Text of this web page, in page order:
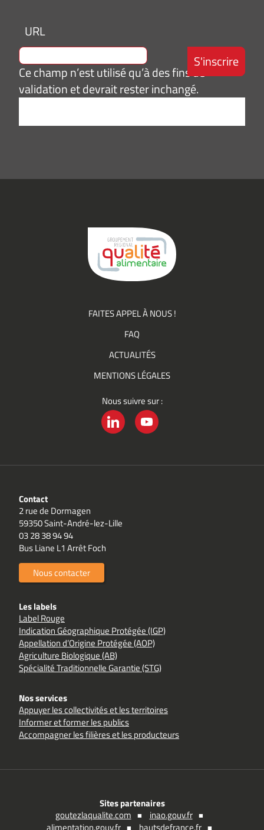
URL
Ce champ n’est utilisé qu’à des fins de
validation et devrait rester inchangé.
e-
FAITES APPEL À NOUS !
FAQ
ACTUALITÉS
MENTIONS LÉGALES
Nous suivre sur :
Contact
2 rue de Dormagen
59350 Saint-André-lez-Lille
03 28 38 94 94
Bus Liane L1 Arrêt Foch
Nous contacter
Les labels
Label Rouge
Indication Géographique Protégée (IGP)
Appellation d’Origine Protégée (AOP)
Agriculture Biologique (AB)
Spécialité Traditionnelle Garantie (STG)
Nos services
Appuyer les collectivités et les territoires
Informer et former les publics
Accompagner les filières et les producteurs
Sites partenaires
goutezlaqualite.com
inao.gouv.fr
alimentation.gouv.fr
hautsdefrance.fr